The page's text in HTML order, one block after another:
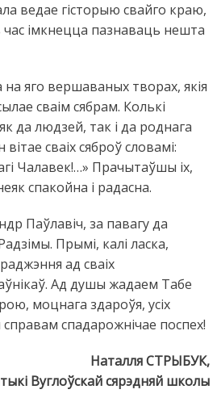
ведае гісторыю свайго краю,
імкнецца пазнаваць нешта
яго вершаваных творах, якія
сваім сябрам. Колькі
да людзей, так і да роднага
сваіх сяброў словамі:
Чалавек!…» Прачытаўшы іх,
спакойна і радасна.
Паўлавіч, за павагу да
Прымі, калі ласка,
ад сваіх
Ад душы жадаем Табе
моцнага здароўя, усіх
справам спадарожнічае поспех!
Наталля СТРЫБУК,
Вуглоўскай сярэдняй школы